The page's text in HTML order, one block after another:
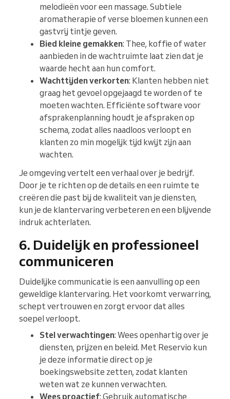
melodieën voor een massage. Subtiele
aromatherapie of verse bloemen kunnen een
gastvrij tintje geven.
Bied kleine gemakken: Thee, koffie of water
aanbieden in de wachtruimte laat zien dat je
waarde hecht aan hun comfort.
Wachttijden verkorten: Klanten hebben niet
graag het gevoel opgejaagd te worden of te
moeten wachten. Efficiënte software voor
afsprakenplanning houdt je afspraken op
schema, zodat alles naadloos verloopt en
klanten zo min mogelijk tijd kwijt zijn aan
wachten.
Je omgeving vertelt een verhaal over je bedrijf.
Door je te richten op de details en een ruimte te
creëren die past bij de kwaliteit van je diensten,
kun je de klantervaring verbeteren en een blijvende
indruk achterlaten.
6. Duidelijk en professioneel
communiceren
Duidelijke communicatie is een aanvulling op een
geweldige klantervaring. Het voorkomt verwarring,
schept vertrouwen en zorgt ervoor dat alles
soepel verloopt.
Stel verwachtingen: Wees openhartig over je
diensten, prijzen en beleid. Met Reservio kun
je deze informatie direct op je
boekingswebsite zetten, zodat klanten
weten wat ze kunnen verwachten.
Wees proactief: Gebruik automatische